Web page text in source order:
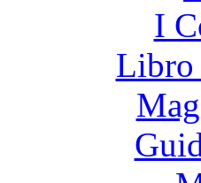
I
Libro